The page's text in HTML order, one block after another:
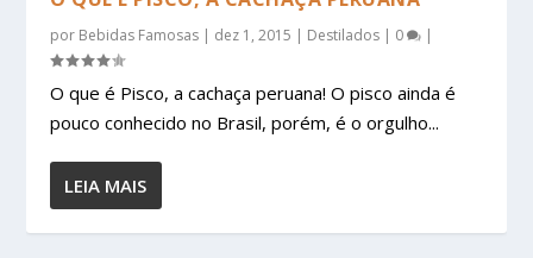
por Bebidas Famosas | dez 1, 2015 | Destilados | 0 |
O que é Pisco, a cachaça peruana! O pisco ainda é
pouco conhecido no Brasil, porém, é o orgulho...
LEIA MAIS